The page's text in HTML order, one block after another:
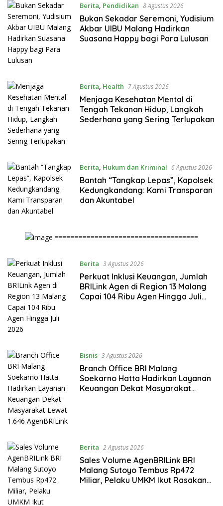
Berita Pendidikan 8 Agustus 2026
Bukan Sekadar Seremoni, Yudisium
Akbar UIBU Malang Hadirkan
Suasana Happy bagi Para Lulusan
Berita Health 7 Agustus 2026
Menjaga Kesehatan Mental di
Tengah Tekanan Hidup, Langkah
Sederhana yang Sering Terlupakan
Berita Hukum dan Kriminal 6 Agustus 2026
Bantah “Tangkap Lepas”, Kapolsek
Kedungkandang: Kami Transparan
dan Akuntabel
====================================
Berita 3 Agustus 2026
Perkuat Inklusi Keuangan, Jumlah
BRILink Agen di Region 13 Malang
Capai 104 Ribu Agen Hingga Juli
Bisnis 3 Agustus 2026
Branch Office BRI Malang
Soekarno Hatta Hadirkan Layanan
Keuangan Dekat Masyarakat
Berita 2 Agustus 2026
Sales Volume AgenBRILink BRI
Malang Sutoyo Tembus Rp472
Miliar, Pelaku UMKM Ikut Rasakan